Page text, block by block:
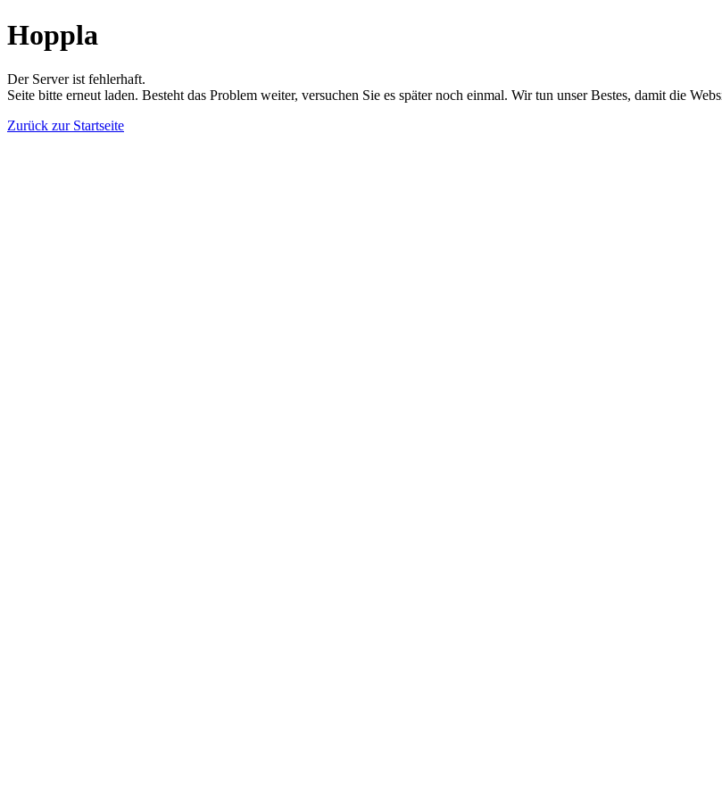
Hoppla
Der Server ist fehlerhaft.
Seite bitte erneut laden. Besteht das Problem weiter, versuchen Sie es später noch einmal. Wir tun unser Bestes, damit die
Zurück zur Startseite